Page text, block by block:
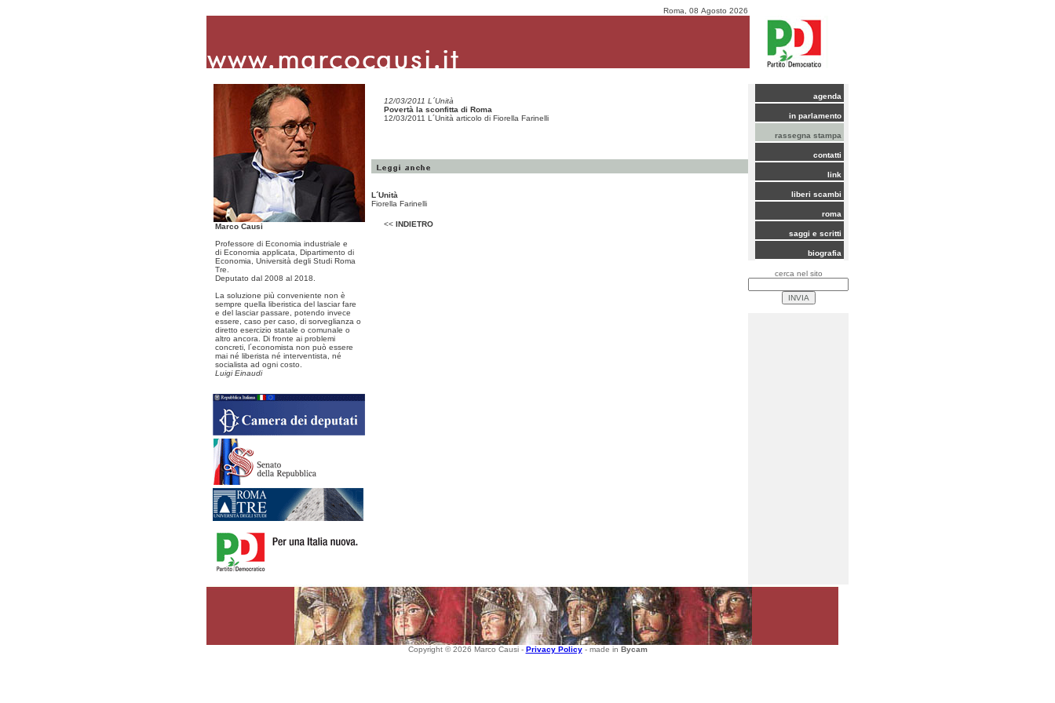
Roma, 08 Agosto 2026
Marco Causi
Professore di Economia industriale e
di Economia applicata, Dipartimento di
Economia, Università degli Studi Roma
Tre.
Deputato dal 2008 al 2018.
La soluzione più conveniente non è
sempre quella liberistica del lasciar fare
e del lasciar passare, potendo invece
essere, caso per caso, di sorveglianza o
diretto esercizio statale o comunale o
altro ancora. Di fronte ai problemi
concreti, l´economista non può essere
mai né liberista né interventista, né
socialista ad ogni costo.
Luigi Einaudi
12/03/2011 L´Unità
Povertà la sconfitta di Roma
12/03/2011 L´Unità articolo di Fiorella Farinelli
L´Unità
Fiorella Farinelli
<< INDIETRO
agenda
in parlamento
rassegna stampa
contatti
link
liberi scambi
roma
saggi e scritti
biografia
cerca nel sito
Copyright © 2026 Marco Causi - Privacy Policy- made in Bycam